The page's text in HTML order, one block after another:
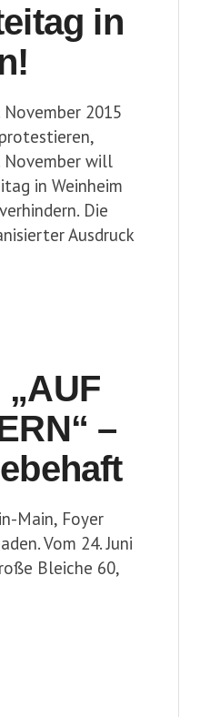
in
2015
November will
in Weinheim
Die
Ausdruck
–
Main, Foyer
Vom 24. Juni
Bleiche 60,